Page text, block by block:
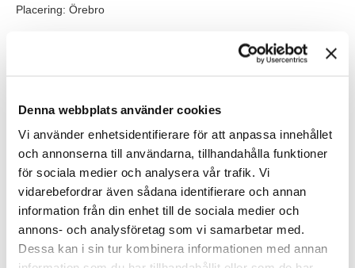
Denna webbplats använder cookies
Vi använder enhetsidentifierare för att anpassa innehållet
och annonserna till användarna, tillhandahålla funktioner
för sociala medier och analysera vår trafik. Vi
vidarebefordrar även sådana identifierare och annan
information från din enhet till de sociala medier och
annons- och analysföretag som vi samarbetar med.
Dessa kan i sin tur kombinera informationen med annan
Placering: Örebro
gillar att hela tiden driva ditt egna arbete framåt, och du är
skapa ett nätverk och gillar att samarbeta med övriga personer i
företaget där du får chansen att dela med dig av dina egna
kunskaper och inputs. Kanske har du tidigare erfarenhet av
administration och kundservice och är intresserad av att
utvecklas inom logistik?